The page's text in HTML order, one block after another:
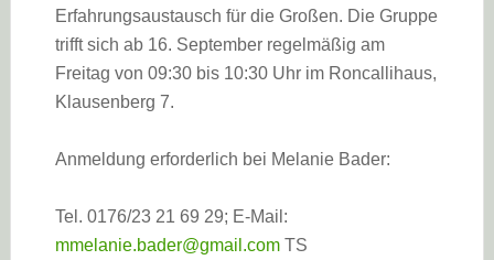
Erfahrungsaustausch für die Großen. Die Gruppe
trifft sich ab 16. September regelmäßig am
Freitag von 09:30 bis 10:30 Uhr im Roncallihaus,
Klausenberg 7.
Anmeldung erforderlich bei Melanie Bader:
Tel. 0176/23 21 69 29; E-Mail:
mmelanie.bader@gmail.comTS